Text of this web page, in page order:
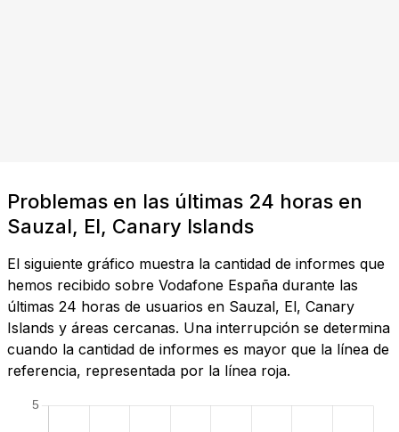
Problemas en las últimas 24 horas en
Sauzal, El, Canary Islands
El siguiente gráfico muestra la cantidad de informes que
hemos recibido sobre Vodafone España durante las
últimas 24 horas de usuarios en Sauzal, El, Canary
Islands y áreas cercanas. Una interrupción se determina
cuando la cantidad de informes es mayor que la línea de
referencia, representada por la línea roja.